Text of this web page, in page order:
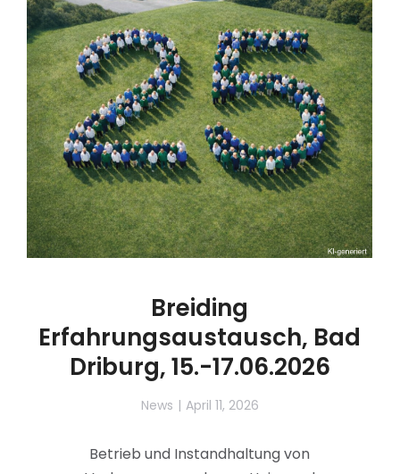
Breiding
Erfahrungsaustausch, Bad
Driburg, 15.-17.06.2026
News April 11, 2026
Betrieb und Instandhaltung von